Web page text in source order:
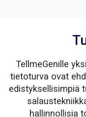
TellmeGenille
tietoturva ovat
edistyksellisimpiä
hallinnollisia